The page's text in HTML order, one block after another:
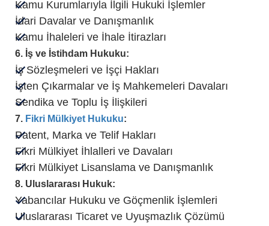
Kamu Kurumlarıyla İlgili Hukuki İşlemler
İdari Davalar ve Danışmanlık
Kamu İhaleleri ve İhale İtirazları
6. İş ve İstihdam Hukuku:
İş Sözleşmeleri ve İşçi Hakları
İşten Çıkarmalar ve İş Mahkemeleri Davaları
Sendika ve Toplu İş İlişkileri
7. Fikri Mülkiyet Hukuku:
Patent, Marka ve Telif Hakları
Fikri Mülkiyet İhlalleri ve Davaları
Fikri Mülkiyet Lisanslama ve Danışmanlık
8. Uluslararası Hukuk:
Yabancılar Hukuku ve Göçmenlik İşlemleri
Uluslararası Ticaret ve Uyuşmazlık Çözümü